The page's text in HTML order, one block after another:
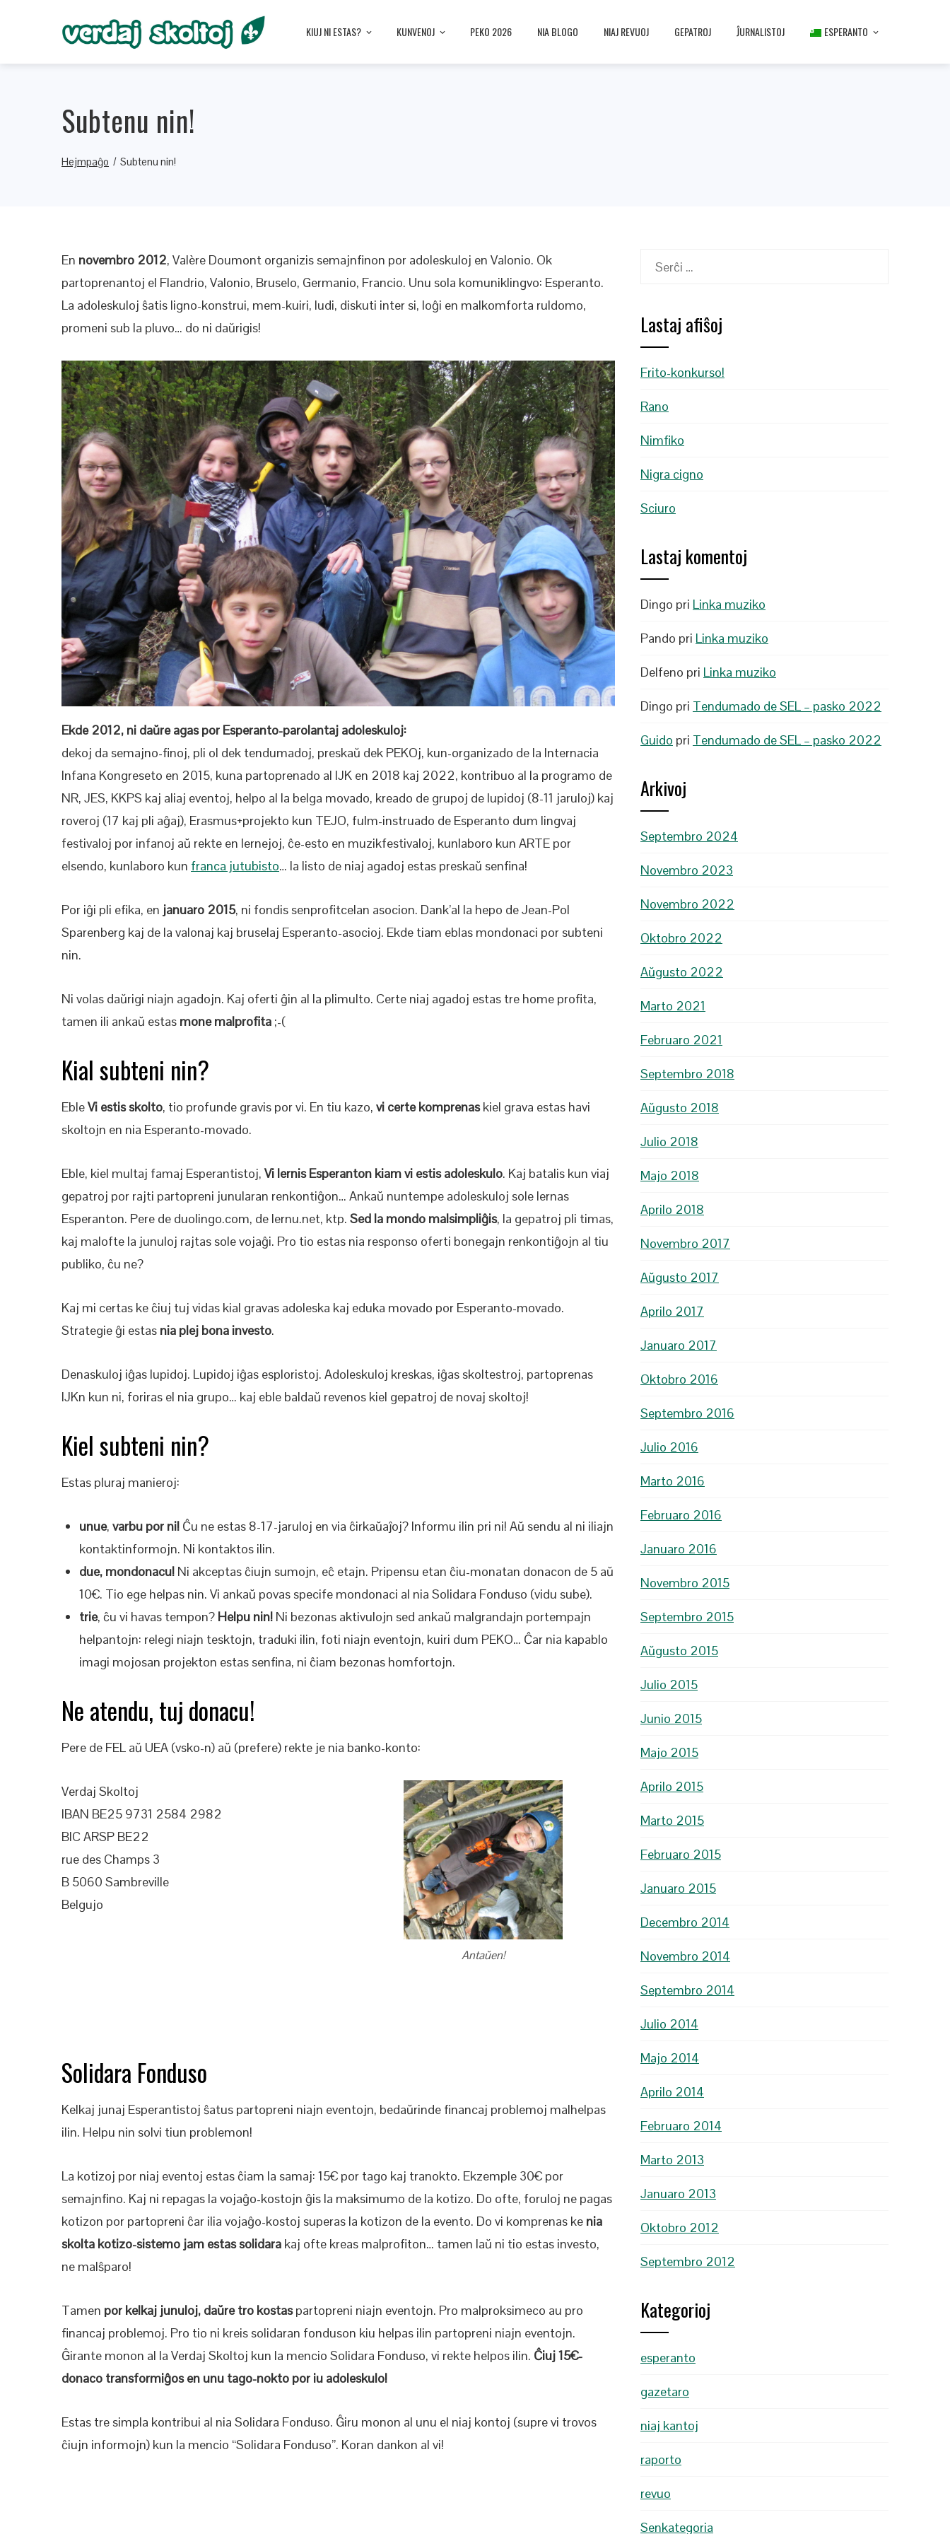
KIUJ NI ESTAS? KUNVENOJ PEKO 2026 NIA BLOGO NIAJ REVUOJ GEPATROJ ĴURNALISTOJ ESPERANTO
Subtenu nin!
Hejmpaĝo Subtenu nin!
En novembro 2012, Valère Doumont organizis semajnfinon por adoleskuloj en Valonio. Ok
partoprenantoj el Flandrio, Valonio, Bruselo, Germanio, Francio. Unu sola komuniklingvo: Esperanto.
La adoleskuloj ŝatis ligno-konstrui, mem-kuiri, ludi, diskuti inter si, loĝi en malkomforta ruldomo,
promeni sub la pluvo… do ni daŭrigis!
Ekde 2012, ni daŭre agas por Esperanto-parolantaj adoleskuloj:
dekoj da semajno-finoj, pli ol dek tendumadoj, preskaŭ dek PEKOj, kun-organizado de la Internacia
Infana Kongreseto en 2015, kuna partoprenado al IJK en 2018 kaj 2022, kontribuo al la programo de
NR, JES, KKPS kaj aliaj eventoj, helpo al la belga movado, kreado de grupoj de lupidoj (8-11 jaruloj) kaj
roveroj (17 kaj pli aĝaj), Erasmus+projekto kun TEJO, fulm-instruado de Esperanto dum lingvaj
festivaloj por infanoj aŭ rekte en lernejoj, ĉe-esto en muzikfestivaloj, kunlaboro kun ARTE por
elsendo, kunlaboro kun franca jutubisto… la listo de niaj agadoj estas preskaŭ senfina!
Por iĝi pli efika, en januaro 2015, ni fondis senprofitcelan asocion. Dank’al la hepo de Jean-Pol
Sparenberg kaj de la valonaj kaj bruselaj Esperanto-asocioj. Ekde tiam eblas mondonaci por subteni
nin.
Ni volas daŭrigi niajn agadojn. Kaj oferti ĝin al la plimulto. Certe niaj agadoj estas tre home profita,
tamen ili ankaŭ estas mone malprofita ;-(
Kial subteni nin?
EbleVi estis skolto, tio profunde gravis por vi. En tiu kazo, vi certe komprenaskiel grava estas havi
skoltojn en nia Esperanto-movado.
Eble, kiel multaj famaj Esperantistoj, Vi lernis Esperanton kiam vi estis adoleskulo. Kaj batalis kun viaj
gepatroj por rajti partopreni junularan renkontiĝon… Ankaŭ nuntempe adoleskuloj sole lernas
Esperanton. Pere de duolingo.com, de lernu.net, ktp. Sed la mondo malsimpliĝis, la gepatroj pli timas,
kaj malofte la junuloj rajtas sole vojaĝi. Pro tio estas nia responso oferti bonegajn renkontiĝojn al tiu
publiko, ĉu ne?
Kaj mi certas ke ĉiuj tuj vidas kial gravas adoleska kaj eduka movado por Esperanto-movado.
Strategie ĝi estas nia plej bona investo.
Denaskuloj iĝas lupidoj. Lupidoj iĝas esploristoj. Adoleskuloj kreskas, iĝas skoltestroj, partoprenas
IJKn kun ni, foriras el nia grupo… kaj eble baldaŭ revenos kiel gepatroj de novaj skoltoj!
Kiel subteni nin?
Estas pluraj manieroj:
unue, varbu por ni! Ĉu ne estas 8-17-jaruloj en via ĉirkaŭaĵoj? Informu ilin pri ni! Aŭ sendu al ni iliajn
kontaktinformojn. Ni kontaktos ilin.
due, mondonacu! Ni akceptas ĉiujn sumojn, eĉ etajn. Pripensu etan ĉiu-monatan donacon de 5 aŭ
10€. Tio ege helpas nin. Vi ankaŭ povas specife mondonaci al nia Solidara Fonduso (vidu sube).
trie, ĉu vi havas tempon? Helpu nin! Ni bezonas aktivulojn sed ankaŭ malgrandajn portempajn
helpantojn: relegi niajn tesktojn, traduki ilin, foti niajn eventojn, kuiri dum PEKO… Ĉar nia kapablo
imagi mojosan projekton estas senfina, ni ĉiam bezonas homfortojn.
Ne atendu, tuj donacu!
Pere de FEL aŭ UEA (vsko-n) aŭ (prefere) rekte je nia banko-konto:
Verdaj Skoltoj
IBAN BE25 9731 2584 2982
BIC ARSP BE22
rue des Champs 3
B 5060 Sambreville
Belgujo
Antaŭen!
Solidara Fonduso
Kelkaj junaj Esperantistoj ŝatus partopreni niajn eventojn, bedaŭrinde financaj problemoj malhelpas
ilin. Helpu nin solvi tiun problemon!
La kotizoj por niaj eventoj estas ĉiam la samaj: 15€ por tago kaj tranokto. Ekzemple 30€ por
semajnfino. Kaj ni repagas la vojaĝo-kostojn ĝis la maksimumo de la kotizo. Do ofte, foruloj ne pagas
kotizon por partopreni ĉar ilia vojaĝo-kostoj superas la kotizon de la evento. Do vi komprenas ke nia
skolta kotizo-sistemo jam estas solidara kaj ofte kreas malprofiton… tamen laŭ ni tio estas investo,
ne malŝparo!
Tamen por kelkaj junuloj, daŭre tro kostaspartopreni niajn eventojn. Pro malproksimeco au pro
financaj problemoj. Pro tio ni kreis solidaran fonduson kiu helpas ilin partopreni niajn eventojn.
Ĝirante monon al la Verdaj Skoltoj kun la mencio Solidara Fonduso, vi rekte helpos ilin. Ĉiuj 15€-
donaco transformiĝos en unu tago-nokto por iu adoleskulo!
Estas tre simpla kontribui al nia Solidara Fonduso. Ĝiru monon al unu el niaj kontoj (supre vi trovos
ĉiujn informojn) kun la mencio “Solidara Fonduso”. Koran dankon al vi!
Serĉu:
Lastaj afiŝoj
Frito-konkurso!
Rano
Nimfiko
Nigra cigno
Sciuro
Lastaj komentoj
Dingo pri Linka muziko
Pando pri Linka muziko
Delfeno pri Linka muziko
Dingo pri Tendumado de SEL – pasko 2022
Guido pri Tendumado de SEL – pasko 2022
Arkivoj
Septembro 2024
Novembro 2023
Novembro 2022
Oktobro 2022
Aŭgusto 2022
Marto 2021
Februaro 2021
Septembro 2018
Aŭgusto 2018
Julio 2018
Majo 2018
Aprilo 2018
Novembro 2017
Aŭgusto 2017
Aprilo 2017
Januaro 2017
Oktobro 2016
Septembro 2016
Julio 2016
Marto 2016
Februaro 2016
Januaro 2016
Novembro 2015
Septembro 2015
Aŭgusto 2015
Julio 2015
Junio 2015
Majo 2015
Aprilo 2015
Marto 2015
Februaro 2015
Januaro 2015
Decembro 2014
Novembro 2014
Septembro 2014
Julio 2014
Majo 2014
Aprilo 2014
Februaro 2014
Marto 2013
Januaro 2013
Oktobro 2012
Septembro 2012
Kategorioj
esperanto
gazetaro
niaj kantoj
raporto
revuo
Senkategoria